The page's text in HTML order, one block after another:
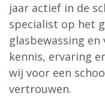
jaar actief in de
specialist op het
glasbewassing
kennis, ervaring
wij voor een
vertrouwen.